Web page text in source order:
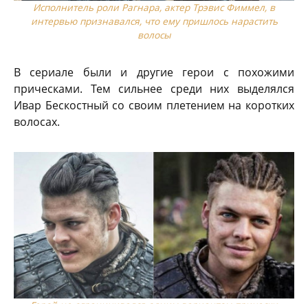
Исполнитель роли Рагнара, актер Трэвис Фиммел, в
интервью признавался, что ему пришлось нарастить
волосы
В сериале были и другие герои с похожими
прическами. Тем сильнее среди них выделялся
Ивар Бескостный со своим плетением на коротких
волосах.